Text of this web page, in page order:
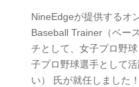
NineEdgeが提供するオ
Baseball Trainer（ベー
チとして、女子プロ野
子プロ野球選手として
い） 氏が就任しました！